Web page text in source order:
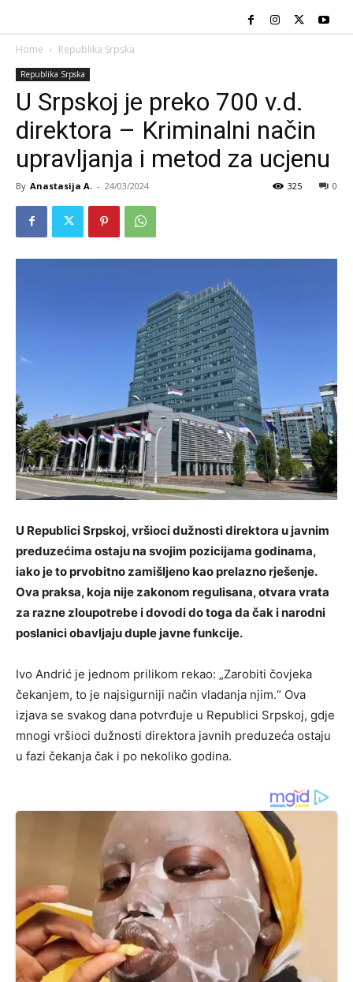
Home Republika Srpska
Republika Srpska
U Srpskoj je preko 700 v.d.
direktora – Kriminalni način
upravljanja i metod za ucjenu
By Anastasija A. - 24/03/2024 0
325
U Republici Srpskoj, vršioci dužnosti direktora u javnim
preduzećima ostaju na svojim pozicijama godinama,
iako je to prvobitno zamišljeno kao prelazno rješenje.
Ova praksa, koja nije zakonom regulisana, otvara vrata
za razne zloupotrebe i dovodi do toga da čak i narodni
poslanici obavljaju duple javne funkcije.
Ivo Andrić je jednom prilikom rekao: „Zarobiti čovjeka
čekanjem, to je najsigurniji način vladanja njim.“ Ova
izjava se svakog dana potvrđuje u Republici Srpskoj, gdje
mnogi vršioci dužnosti direktora javnih preduzeća ostaju
u fazi čekanja čak i po nekoliko godina.